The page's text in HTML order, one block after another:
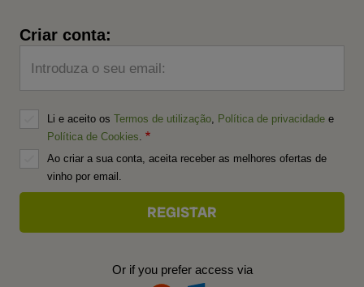
Criar conta:
Introduza o seu email:
Li e aceito os Termos de utilização Política de privacidade e
Política de Cookies
Ao criar a sua conta, aceita receber as melhores ofertas de
vinho por email.
Or if you prefer access via